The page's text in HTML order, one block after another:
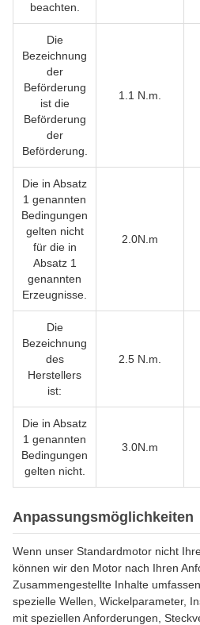
beachten.
Die
Bezeichnung
der
Beförderung
ist die
Beförderung
der
Beförderung.
1.1 N.m.
Die in Absatz
1 genannten
Bedingungen
gelten nicht
für die in
Absatz 1
genannten
Erzeugnisse.
2.0N.m
Die
Bezeichnung
des
Herstellers
ist:
2.5 N.m.
Die in Absatz
1 genannten
Bedingungen
gelten nicht.
3.0N.m
Anpassungsmöglichkeiten
Wenn unser Standardmotor nicht
können wir den Motor nach Ihren
Zusammengestellte Inhalte
spezielle Wellen, Wickelparameter,
mit speziellen Anforderungen,